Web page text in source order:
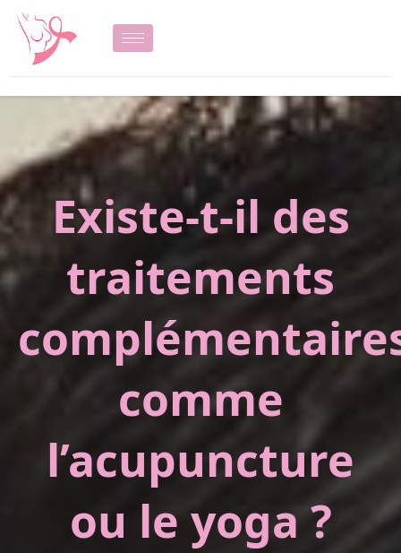
Existe-t-il des
traitements
comme
l’acupuncture
ou le yoga ?